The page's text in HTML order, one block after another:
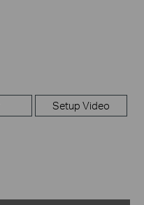
Setup Video